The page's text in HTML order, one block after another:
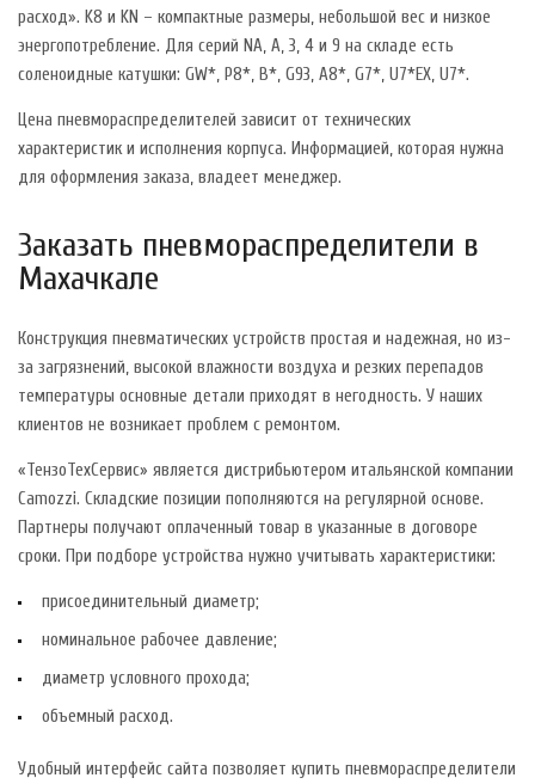
расход». K8 и KN – компактные размеры, небольшой вес и низкое
энергопотребление. Для серий NA, A, 3, 4 и 9 на складе есть
соленоидные катушки: GW*, Р8*, B*, G93, A8*, G7*, U7*EX, U7*.
Цена пневмораспределителей зависит от технических
характеристик и исполнения корпуса. Информацией, которая нужна
для оформления заказа, владеет менеджер.
Заказать пневмораспределители в
Махачкале
Конструкция пневматических устройств простая и надежная, но из-
за загрязнений, высокой влажности воздуха и резких перепадов
температуры основные детали приходят в негодность. У наших
клиентов не возникает проблем с ремонтом.
«ТензоТехСервис» является дистрибьютером итальянской компании
Camozzi. Складские позиции пополняются на регулярной основе.
Партнеры получают оплаченный товар в указанные в договоре
сроки. При подборе устройства нужно учитывать характеристики:
присоединительный диаметр;
номинальное рабочее давление;
диаметр условного прохода;
объемный расход.
Удобный интерфейс сайта позволяет купить пневмораспределители